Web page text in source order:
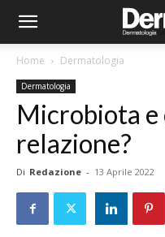
Home Dermatologia
Dermatologia
Microbiota e
relazione?
Di Redazione - 13 Aprile 2022